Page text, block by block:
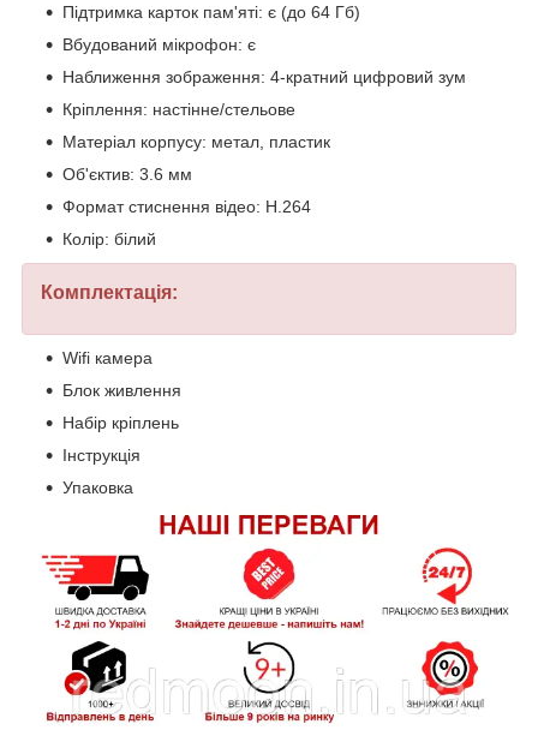
Підтримка карток пам'яті: є (до 64 Гб)
Вбудований мікрофон: є
Наближення зображення: 4-кратний цифровий зум
Кріплення: настінне/стельове
Матеріал корпусу: метал, пластик
Об'єктив: 3.6 мм
Формат стиснення відео: H.264
Колір: білий
Комплектація:
Wifi камера
Блок живлення
Набір кріплень
Інструкція
Упаковка